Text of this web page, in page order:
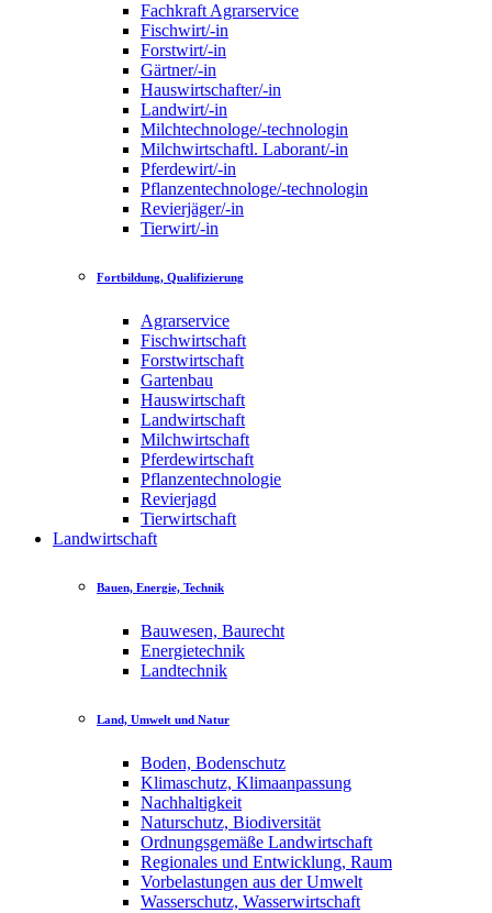
Fachkraft Agrarservice
Fischwirt/-in
Forstwirt/-in
Gärtner/-in
Hauswirtschafter/-in
Landwirt/-in
Milchtechnologe/-technologin
Milchwirtschaftl. Laborant/-in
Pferdewirt/-in
Pflanzentechnologe/-technologin
Revierjäger/-in
Tierwirt/-in
Fortbildung, Qualifizierung
Agrarservice
Fischwirtschaft
Forstwirtschaft
Gartenbau
Hauswirtschaft
Landwirtschaft
Milchwirtschaft
Pferdewirtschaft
Pflanzentechnologie
Revierjagd
Tierwirtschaft
Landwirtschaft
Bauen, Energie, Technik
Bauwesen, Baurecht
Energietechnik
Landtechnik
Land, Umwelt und Natur
Boden, Bodenschutz
Klimaschutz, Klimaanpassung
Nachhaltigkeit
Naturschutz, Biodiversität
Ordnungsgemäße Landwirtschaft
Regionales und Entwicklung, Raum
Vorbelastungen aus der Umwelt
Wasserschutz, Wasserwirtschaft